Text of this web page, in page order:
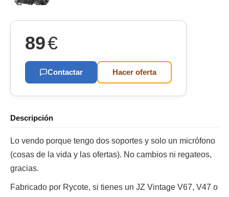
89€
Contactar Hacer oferta
Descripción
Lo vendo porque tengo dos soportes y solo un micrófono
(cosas de la vida y las ofertas). No cambios ni regateos,
gracias.
Fabricado por Rycote, si tienes un JZ Vintage V67, V47 o